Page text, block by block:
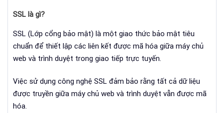
SSL là gì?
SSL (Lớp cổng bảo mật) là một giao thức bảo mật tiêu
chuẩn để thiết lập các liên kết được mã hóa giữa máy chủ
web và trình duyệt trong giao tiếp trực tuyến.
Việc sử dụng công nghệ SSL đảm bảo rằng tất cả dữ liệu
được truyền giữa máy chủ web và trình duyệt vẫn được mã
hóa.